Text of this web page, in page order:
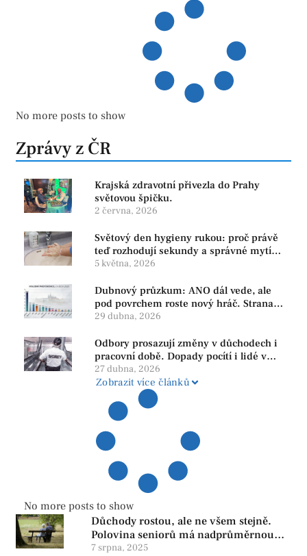
No more posts to show
Zprávy z ČR
Krajská zdravotní přivezla do Prahy
světovou špičku.
2 června, 2026
Světový den hygieny rukou: proč právě
teď rozhodují sekundy a správné mytí
rukou
5 května, 2026
Dubnový průzkum: ANO dál vede, ale
pod povrchem roste nový hráč. Strana
PRO se drží nejvýš mezi menšími
29 dubna, 2026
Odbory prosazují změny v důchodech i
pracovní době. Dopady pocítí i lidé v
našem regionu
27 dubna, 2026
Zobrazit více článků
No more posts to show
Důchody rostou, ale ne všem stejně.
Polovina seniorů má nadprůměrnou
penzi, tisíce však žijí pod hranicí
7 srpna, 2025